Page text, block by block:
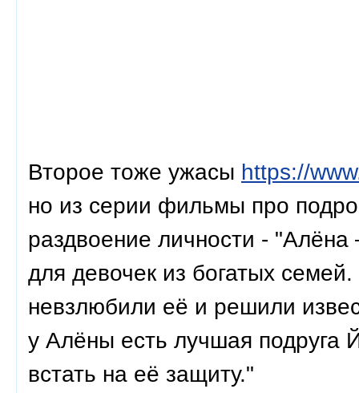
Второе тоже ужасы https://
но из серии фильмы про
раздвоение личности -
для девочек из богатых
невзлюбили её и решили
у Алёны есть лучшая подруга
встать на её защиту."